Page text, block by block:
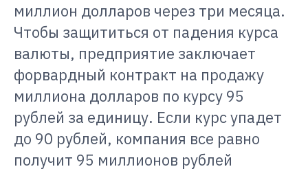
миллион долларов через три месяца.
Чтобы защититься от падения курса
валюты, предприятие заключает
форвардный контракт на продажу
миллиона долларов по курсу 95
рублей за единицу. Если курс упадет
до 90 рублей, компания все равно
получит 95 миллионов рублей